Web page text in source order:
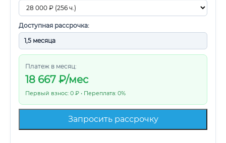
Доступная рассрочка:
Платеж в месяц:
18 667 ₽/мес
Первый взнос: 0 ₽ • Переплата: 0%
Запросить рассрочку